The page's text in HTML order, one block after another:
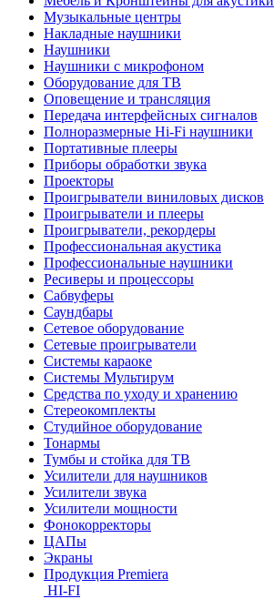
Музыкальные центры
Накладные наушники
Наушники
Наушники с микрофоном
Оборудование для ТВ
Оповещение и трансляция
Передача интерфейсных сигналов
Полноразмерные Hi-Fi наушники
Портативные плееры
Приборы обработки звука
Проекторы
Проигрыватели виниловых дисков
Проигрыватели и плееры
Проигрыватели, рекордеры
Профессиональная акустика
Профессиональные наушники
Ресиверы и процессоры
Сабвуферы
Саундбары
Сетевое оборудование
Сетевые проигрыватели
Системы караоке
Системы Мультирум
Средства по уходу и хранению
Стереокомплекты
Студийное оборудование
Тонармы
Тумбы и стойка для ТВ
Усилители для наушников
Усилители звука
Усилители мощности
Фонокорректоры
ЦАПы
Экраны
Продукция Premiera
HI-FI